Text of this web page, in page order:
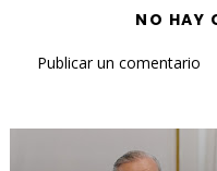
NO HAY
Publicar un comentario